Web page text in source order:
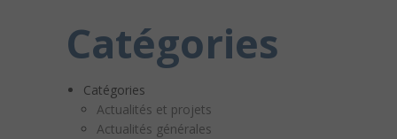
Catégories
Catégories
Actualités et projets
Actualités générales